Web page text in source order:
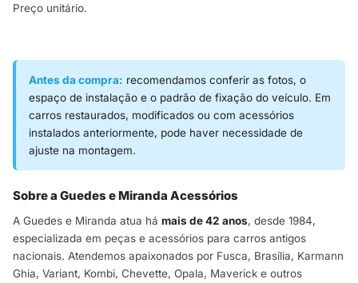
Preço unitário.
Antes da compra: recomendamos conferir as fotos, o
espaço de instalação e o padrão de fixação do veículo. Em
carros restaurados, modificados ou com acessórios
instalados anteriormente, pode haver necessidade de
ajuste na montagem.
Sobre a Guedes e Miranda Acessórios
A Guedes e Miranda atua há mais de 42 anos, desde 1984,
especializada em peças e acessórios para carros antigos
nacionais. Atendemos apaixonados por Fusca, Brasília, Karmann
Ghia, Variant, Kombi, Chevette, Opala, Maverick e outros